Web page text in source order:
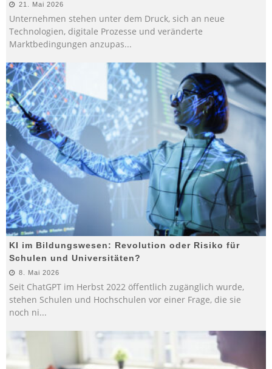
21. Mai 2026
Unternehmen stehen unter dem Druck, sich an neue
Technologien, digitale Prozesse und veränderte
Marktbedingungen anzupas...
KI im Bildungswesen: Revolution oder Risiko für
Schulen und Universitäten?
8. Mai 2026
Seit ChatGPT im Herbst 2022 öffentlich zugänglich wurde,
stehen Schulen und Hochschulen vor einer Frage, die sie
noch ni...